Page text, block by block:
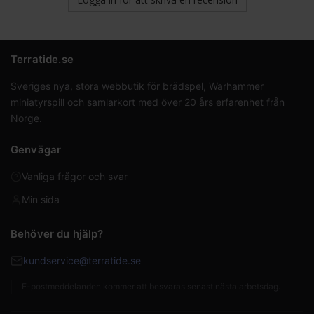
Terratide.se
Sveriges nya, stora webbutik för brädspel, Warhammer
miniatyrspill och samlarkort med över 20 års erfarenhet från
Norge.
Genvägar
Vanliga frågor och svar
Min sida
Behöver du hjälp?
kundservice@terratide.se